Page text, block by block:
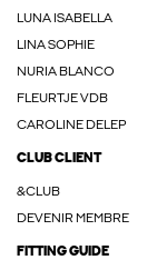
LUNA ISABELLA
LINA SOPHIE
NURIA BLANCO
FLEURTJE VDB
CAROLINE DELEP
CLUB CLIENT
&CLUB
DEVENIR MEMBRE
FITTING GUIDE